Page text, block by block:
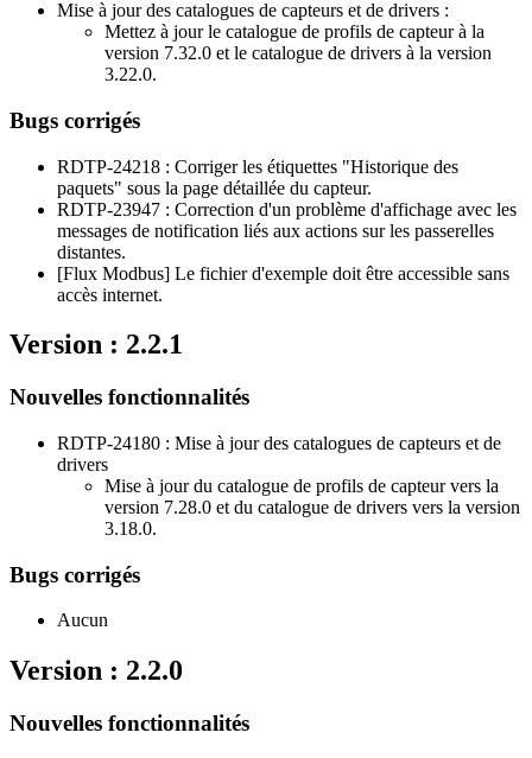
Mise à jour des catalogues de capteurs et de drivers :
Mettez à jour le catalogue de profils de capteur à la
version 7.32.0 et le catalogue de drivers à la version
3.22.0.
Bugs corrigés
RDTP-24218 : Corriger les étiquettes "Historique des
paquets" sous la page détaillée du capteur.
RDTP-23947 : Correction d'un problème d'affichage avec les
messages de notification liés aux actions sur les passerelles
distantes.
[Flux Modbus] Le fichier d'exemple doit être accessible sans
accès internet.
Version : 2.2.1
Nouvelles fonctionnalités
RDTP-24180 : Mise à jour des catalogues de capteurs et de
drivers
Mise à jour du catalogue de profils de capteur vers la
version 7.28.0 et du catalogue de drivers vers la version
3.18.0.
Bugs corrigés
Aucun
Version : 2.2.0
Nouvelles fonctionnalités